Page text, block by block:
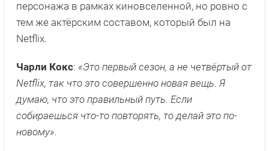
персонажа в рамках киновселенной, но ровно с
тем же актёрским составом, который был на
Netflix.
Чарли Кокс: «Это первый сезон, а не четвёртый от
Netflix, так что это совершенно новая вещь. Я
думаю, что это правильный путь. Если
собираешься что-то повторять, то делай это по-
новому».